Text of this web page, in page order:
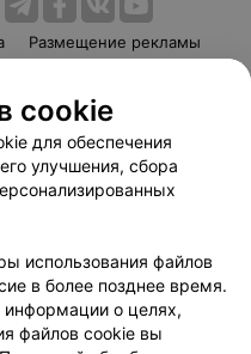
Размещение рекламы
Способы оплаты
103.by
данных
cookie
для обеспечения
улучшения, сбора
использования файлов
в более позднее время.
информации о целях,
файлов cookie вы